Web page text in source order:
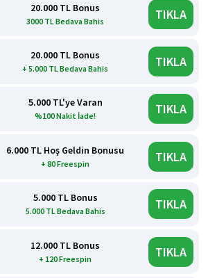
20.000 TL Bonus
3000 TL Bedava Bahis TIKLA
20.000 TL Bonus
+ 5.000 TL Bedava Bahis TIKLA
5.000 TL'ye Varan
%100 Nakit İade! TIKLA
6.000 TL Hoş Geldin Bonusu
+ 80 Freespin TIKLA
5.000 TL Bonus
5.000 TL Bedava Bahis TIKLA
12.000 TL Bonus
+ 120 Freespin TIKLA